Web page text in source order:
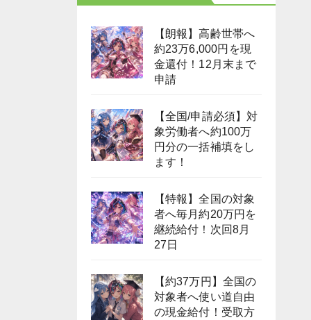
【朗報】高齢世帯へ
約23万6,000円を現
金還付！12月末まで
申請
【全国/申請必須】対
象労働者へ約100万
円分の一括補填をし
ます！
【特報】全国の対象
者へ毎月約20万円を
継続給付！次回8月
27日
【約37万円】全国の
対象者へ使い道自由
の現金給付！受取方